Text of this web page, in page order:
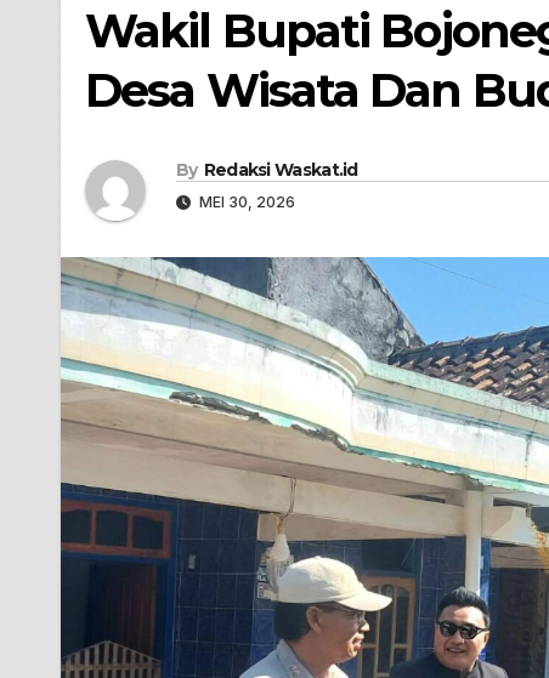
Wakil Bupati
Desa Wisata Dan
By Redaksi Waskat.id
MEI 30, 2026